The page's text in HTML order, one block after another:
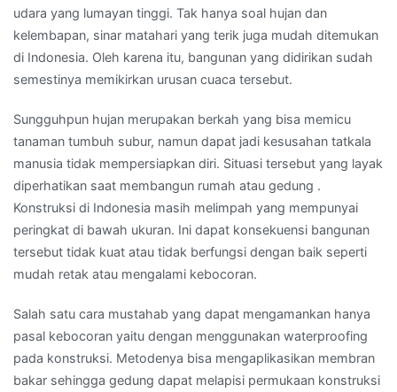
udara yang lumayan tinggi. Tak hanya soal hujan dan
kelembapan, sinar matahari yang terik juga mudah ditemukan
di Indonesia. Oleh karena itu, bangunan yang didirikan sudah
semestinya memikirkan urusan cuaca tersebut.
Sungguhpun hujan merupakan berkah yang bisa memicu
tanaman tumbuh subur, namun dapat jadi kesusahan tatkala
manusia tidak mempersiapkan diri. Situasi tersebut yang layak
diperhatikan saat membangun rumah atau gedung .
Konstruksi di Indonesia masih melimpah yang mempunyai
peringkat di bawah ukuran. Ini dapat konsekuensi bangunan
tersebut tidak kuat atau tidak berfungsi dengan baik seperti
mudah retak atau mengalami kebocoran.
Salah satu cara mustahab yang dapat mengamankan hanya
pasal kebocoran yaitu dengan menggunakan waterproofing
pada konstruksi. Metodenya bisa mengaplikasikan membran
bakar sehingga gedung dapat melapisi permukaan konstruksi